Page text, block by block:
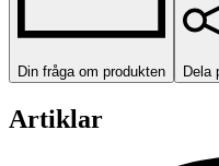
Din fråga om produkten Dela
Artiklar